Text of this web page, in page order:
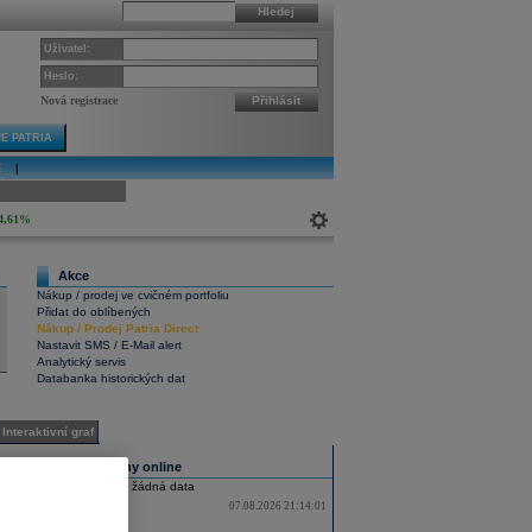
Hledej
Uživatel:
Heslo:
Nová registrace Přihlásit
PATRIA
Akce
Nákup / prodej ve cvičném portfoliu
Přidat do oblíbených
Nákup/ Prodej Patria Direct
Nastavit SMS / E-Mail alert
Analytický servis
Databanka historických dat
Interaktivní graf
Všechny trhy online
Nebyla nalezena žádná data
07.08.2026 21:14:01